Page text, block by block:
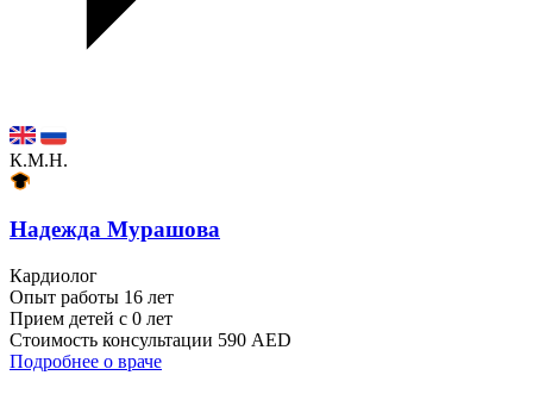
К.М.Н.
Надежда Мурашова
Кардиолог
Опыт работы 16 лет
Прием детей с 0 лет
Стоимость консультации 590 AED
Подробнее о враче